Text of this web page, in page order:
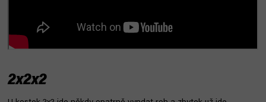
2x2x2